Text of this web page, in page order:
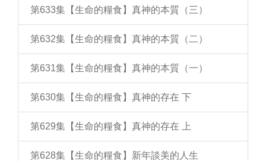
第633集【生命的糧食】真神的本質（三）
第632集【生命的糧食】真神的本質（二）
第631集【生命的糧食】真神的本質（一）
第630集【生命的糧食】真神的存在 下
第629集【生命的糧食】真神的存在 上
第628集【生命的糧食】新年談美的人生